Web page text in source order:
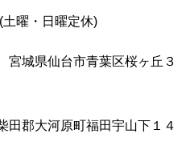
土曜・日曜定休)
宮城県仙台市青葉区桜ヶ丘３
田郡大河原町福田宇山下１４